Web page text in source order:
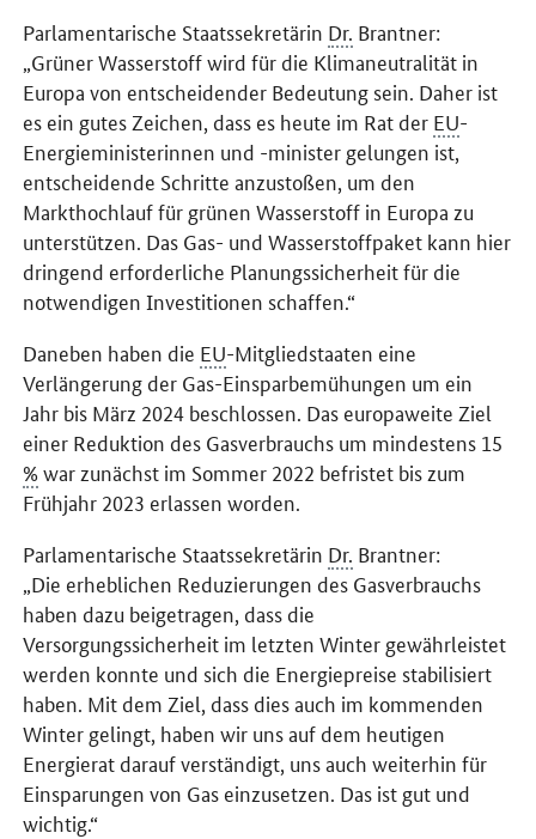
Parlamentarische Staatssekretärin Dr. Brantner:
„Grüner Wasserstoff wird für die Klimaneutralität in
Europa von entscheidender Bedeutung sein. Daher ist
es ein gutes Zeichen, dass es heute im Rat der EU-
Energieministerinnen und -minister gelungen ist,
entscheidende Schritte anzustoßen, um den
Markthochlauf für grünen Wasserstoff in Europa zu
unterstützen. Das Gas- und Wasserstoffpaket kann hier
dringend erforderliche Planungssicherheit für die
notwendigen Investitionen schaffen.“
Daneben haben die EU-Mitgliedstaaten eine
Verlängerung der Gas-Einsparbemühungen um ein
Jahr bis März 2024 beschlossen. Das europaweite Ziel
einer Reduktion des Gasverbrauchs um mindestens 15
% war zunächst im Sommer 2022 befristet bis zum
Frühjahr 2023 erlassen worden.
Parlamentarische Staatssekretärin Dr. Brantner:
„Die erheblichen Reduzierungen des Gasverbrauchs
haben dazu beigetragen, dass die
Versorgungssicherheit im letzten Winter gewährleistet
werden konnte und sich die Energiepreise stabilisiert
haben. Mit dem Ziel, dass dies auch im kommenden
Winter gelingt, haben wir uns auf dem heutigen
Energierat darauf verständigt, uns auch weiterhin für
Einsparungen von Gas einzusetzen. Das ist gut und
wichtig.“